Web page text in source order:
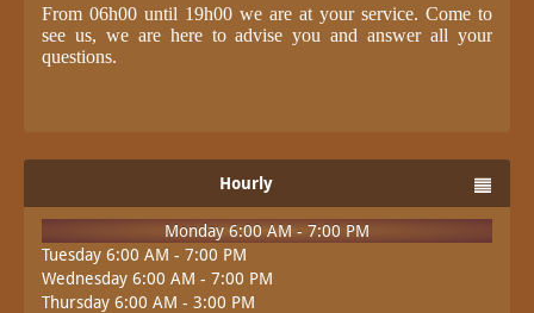
From 06h00 until 19h00 we are at your service. Come to
see us, we are here to advise you and answer all your
questions.
Hourly
Monday 6:00 AM - 7:00 PM
Tuesday 6:00 AM - 7:00 PM
Wednesday 6:00 AM - 7:00 PM
Thursday 6:00 AM - 3:00 PM